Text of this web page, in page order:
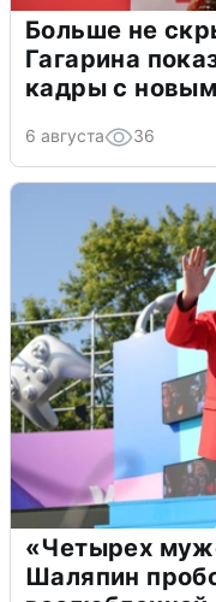
Больше не
Гагарина
кадры с
6 августа 36
«Четырех
Шаляпин